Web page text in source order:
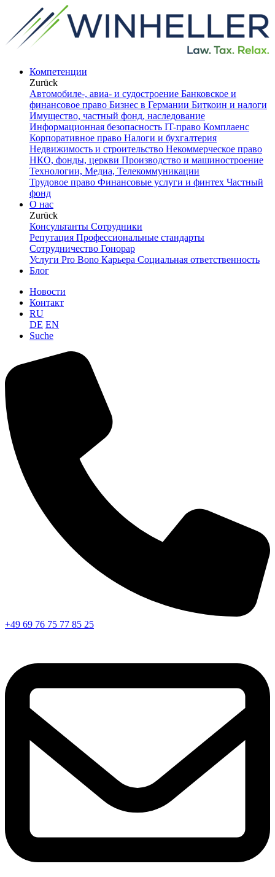
Компетенции
Zurück
Автомобиле-, авиа- и судостроение Банковское и
финансовое право Бизнес в Германии Биткоин и налоги
Имущество, частный фонд, наследование
Информационная безопасность IT-право Комплаенс
Корпоративное право Налоги и бухгалтерия
Недвижимость и строительство Некоммерческое право
НКО, фонды, церкви Производство и машиностроение
Технологии, Медиа, Телекоммуникации
Трудовое право Финансовые услуги и финтех Частный
фонд
О нас
Zurück
Консультанты Сотрудники
Репутация Профессиональные стандарты
Сотрудничество Гонорар
Услуги Pro Bono Карьера Социальная ответственность
Блог
Новости
Контакт
RU
DE EN
Suche
+49 69 76 75 77 85 25